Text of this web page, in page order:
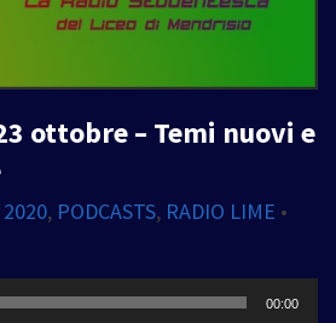
ottobre – Temi nuovi e
2020, PODCASTS, RADIO LIME •
00:00